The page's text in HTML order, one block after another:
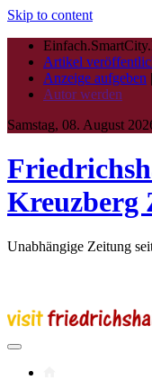
Skip to content
Artikel
Anzeige aufgeben |
Autor werden
Samstag, 08. August
Kreuzberg
Unabhängige Zeitung